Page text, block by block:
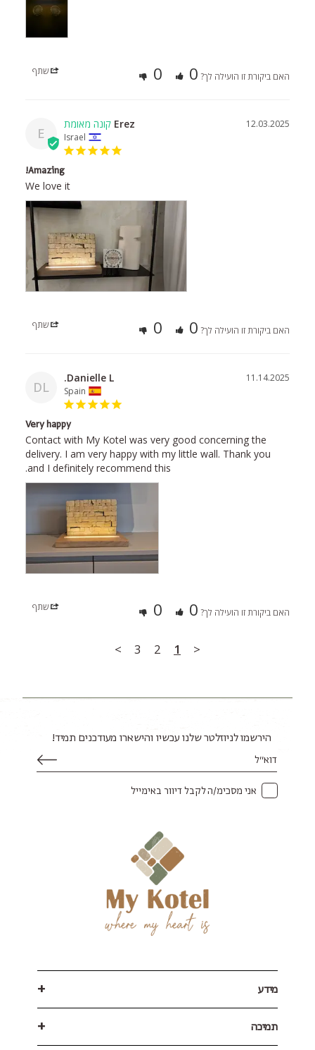
שתף האם ביקורת זו הועילה לך? 0
0
E
12.03.2025
Erez
Israel
Amazing!
We love it
שתף האם ביקורת זו הועילה לך? 0
0
DL
11.14.2025
Danielle L.
Spain
Very happy
Contact with My Kotel was very good concerning the
delivery. I am very happy with my little wall. Thank you
and I definitely recommend this.
שתף האם ביקורת זו הועילה לך? 0
0
<
1
2
3
>
מידע
תמיכה
הירשמו לניוזלטר שלנו עכשיו והישארו מעודכנים תמיד!
אני מסכימ/ה לקבל דיוור באימייל